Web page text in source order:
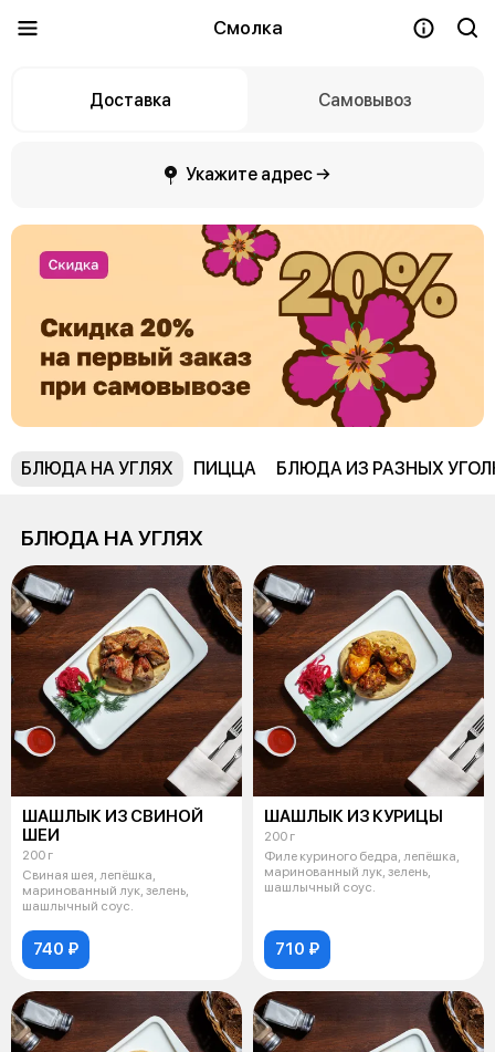
Смолка
Доставка Самовывоз
Укажите адрес →
БЛЮДА НА УГЛЯХ ПИЦЦА БЛЮДА ИЗ РАЗНЫХ
БЛЮДА НА УГЛЯХ
ШАШЛЫК ИЗ СВИНОЙ
ШЕИ
200 г
Свиная шея, лепёшка,
маринованный лук, зелень,
шашлычный соус.
740 ₽
ШАШЛЫК ИЗ КУРИЦЫ
200 г
Филе куриного бедра, лепёшка,
маринованный лук, зелень,
шашлычный соус.
710 ₽